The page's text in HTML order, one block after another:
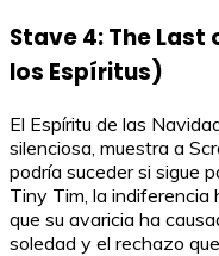
Stave 4: The
los Espíritus)
El Espíritu de las
silenciosa, muestra a
podría suceder si sigue
Tiny Tim, la indiferencia
que su avaricia ha
soledad y el rechazo